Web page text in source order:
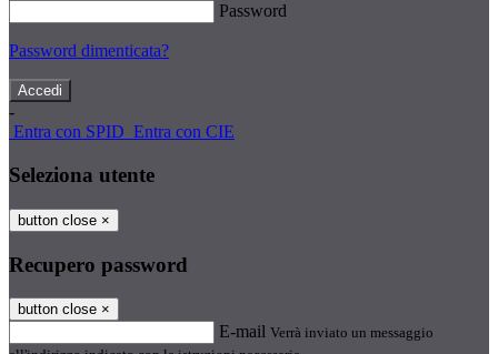
Password
Password dimenticata?
-
Entra con SPID Entra con CIE
Seleziona utente
button close ×
Recupero password
button close ×
E-mail Verrà inviato un messaggio